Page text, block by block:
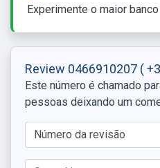
Experimente o maior
Review 0466910207 (
Este número é chamado
pessoas deixando um